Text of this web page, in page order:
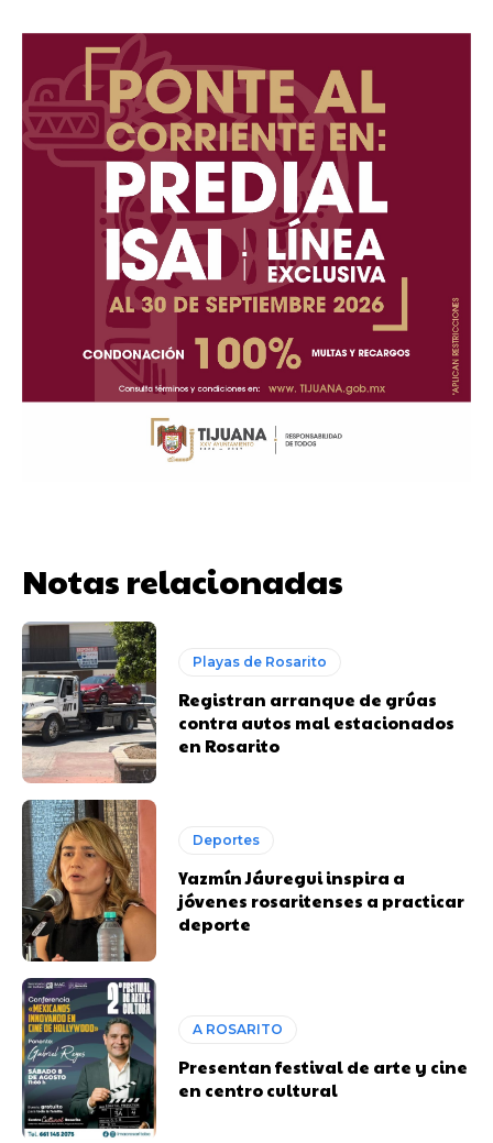
Notas relacionadas
Playas de Rosarito
Registran arranque de grúas
contra autos mal estacionados
en Rosarito
Deportes
Yazmín Jáuregui inspira a
jóvenes rosaritenses a practicar
deporte
A ROSARITO
Presentan festival de arte y cine
en centro cultural